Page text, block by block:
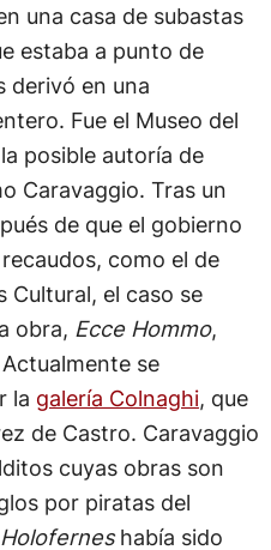
una casa de subastas
estaba a punto de
derivó en una
Fue el Museo del
posible autoría de
Caravaggio. Tras un
de que el gobierno
como el de
Cultural, el caso se
obra, Ecce Hommo,
se
la galería Colnaghi, que
de Castro. Caravaggio
cuyas obras son
por piratas del
había sido